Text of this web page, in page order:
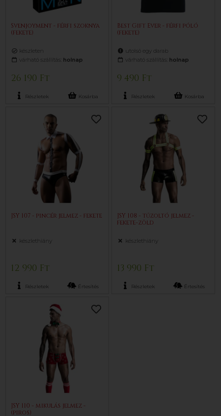
Svenjoyment - férfi szoknya
(fekete)
készleten
várható szállítás: holnap
26 190 Ft
Részletek Kosárba
Best Gift Ever - férfi póló
(fekete)
utolsó egy darab
várható szállítás: holnap
9 490 Ft
Részletek Kosárba
JSY 107 - pincér jelmez - fekete
készlethiány
12 990 Ft
Részletek Értesítés
JSY 108 - tűzoltó jelmez -
fekete-zöld
készlethiány
13 990 Ft
Részletek Értesítés
JSY 110 - mikulás jelmez -
(piros)